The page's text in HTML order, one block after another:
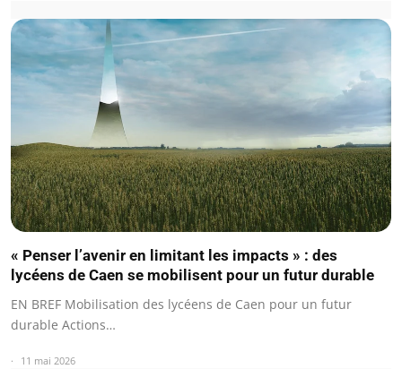
« Penser l’avenir en limitant les impacts » : des
lycéens de Caen se mobilisent pour un futur durable
EN BREF Mobilisation des lycéens de Caen pour un futur
durable Actions…
11 mai 2026